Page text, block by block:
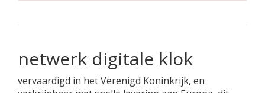
netwerk digitale klok
vervaardigd in het Verenigd Koninkrijk, en